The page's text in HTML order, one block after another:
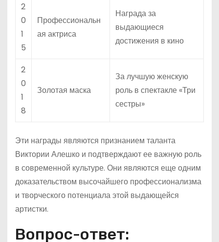
2
0
1
5
Профессиональн
ая актриса
Награда за
выдающиеся
достижения в кино
2
0
1
8
Золотая маска
За лучшую женскую
роль в спектакле «Три
сестры»
Эти награды являются признанием таланта
Виктории Алешко и подтверждают ее важную роль
в современной культуре. Они являются еще одним
доказательством высочайшего профессионализма
и творческого потенциала этой выдающейся
артистки.
Вопрос-ответ: